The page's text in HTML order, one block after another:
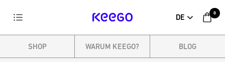
Navigation KEEGO DE
0
SHOP WARUM KEEGO? BLOG